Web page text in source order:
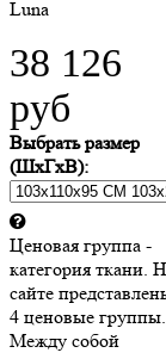
категория ткани. На
сайте представлены
4 ценовые группы.
Между собой
группы отличаются
техническими
характеристиками
ткани и стоимостью.
Ткань:2 группа
Луна - крупный
план.jpg